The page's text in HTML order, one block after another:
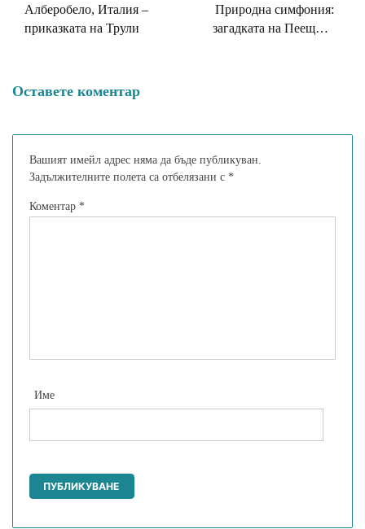
Алберобело, Италия –
приказката на Трули
Природна симфония:
загадката на Пеещите
Оставете коментар
Вашият имейл адрес няма да бъде публикуван.
Задължителните полета са отбелязани с *
Коментар *
Име